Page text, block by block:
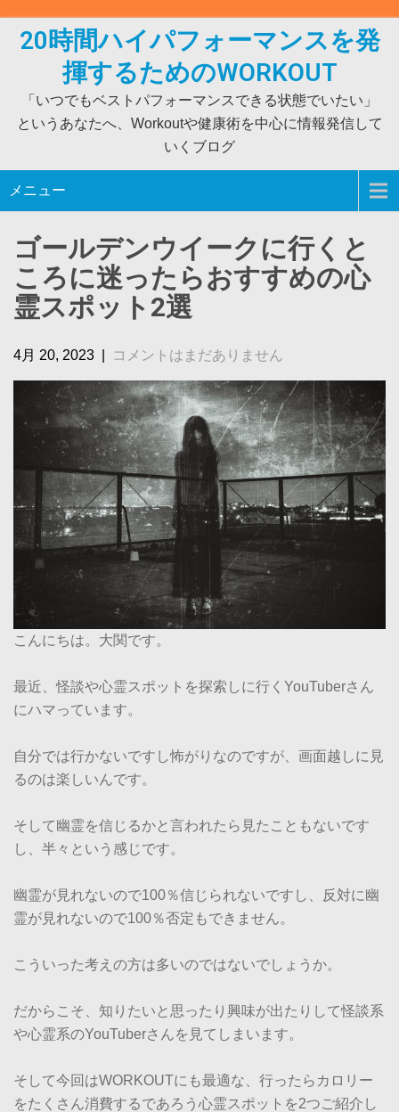
20時間ハイパフォーマンスを発
揮するためのWORKOUT
「いつでもベストパフォーマンスできる状態でいたい」
というあなたへ、Workoutや健康術を中心に情報発信して
いくブログ
メニュー
ゴールデンウイークに行くと
ころに迷ったらおすすめの心
霊スポット2選
4月 20, 2023 コメントはまだありません
こんにちは。大関です。
最近、怪談や心霊スポットを探索しに行くYouTuberさん
にハマっています。
自分では行かないですし怖がりなのですが、画面越しに見
るのは楽しいんです。
そして幽霊を信じるかと言われたら見たこともないです
し、半々という感じです。
幽霊が見れないので100％信じられないですし、反対に幽
霊が見れないので100％否定もできません。
こういった考えの方は多いのではないでしょうか。
だからこそ、知りたいと思ったり興味が出たりして怪談系
や心霊系のYouTuberさんを見てしまいます。
そして今回はWORKOUTにも最適な、行ったらカロリー
をたくさん消費するであろう心霊スポットを2つご紹介し